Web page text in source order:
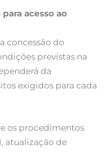
acesso ao
concessão do
previstas na
da
exigidos para cada
os procedimentos
atualização de